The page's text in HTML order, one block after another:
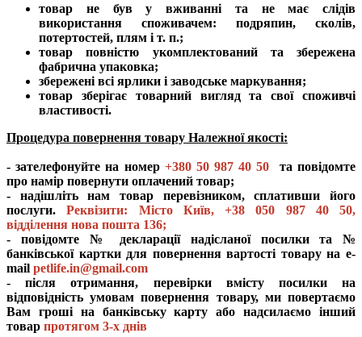
товар не був у вживанні та не має слідів
використання споживачем: подряпин, сколів,
потертостей, плям і т. п.;
товар повністю укомплектований та збережена
фабрична упаковка;
збережені всі ярлики і заводське маркування;
товар зберігає товарний вигляд та свої споживчі
властивості.
Процедура повернення товару Належної якості:
- зателефонуйте на номер +380 50 987 40 50
та повідомте
про намір повернути оплачений товар;
- надішліть нам товар перевізником, сплативши його
послуги.Реквізити: Місто Київ, +38 050 987 40 50,
відділення нова пошта 136;
- повідомте № декларації надісланої посилки та №
банківської картки для повернення вартості товару на e-
mail petlife.in@gmail.com
- після отримання, перевірки вмісту посилки на
відповідність умовам повернення товару, ми повертаємо
Вам гроші на банківську карту або надсилаємо інший
товар протягом 3-х днів